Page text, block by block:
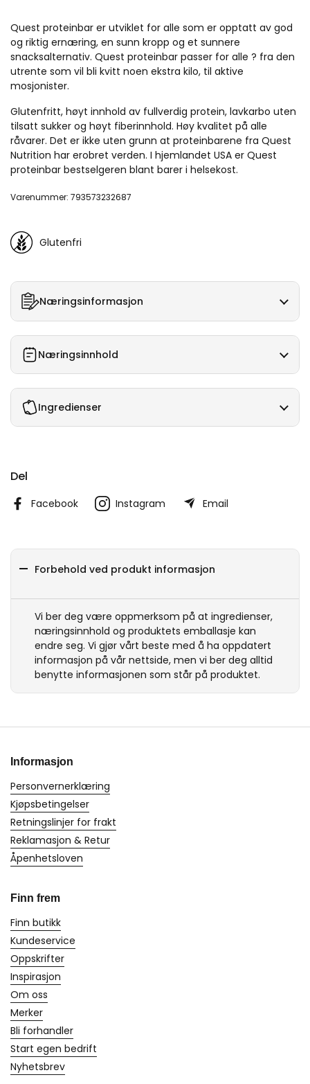
Quest proteinbar er utviklet for alle som er opptatt av god
og riktig ernæring, en sunn kropp og et sunnere
snacksalternativ. Quest proteinbar passer for alle ? fra den
utrente som vil bli kvitt noen ekstra kilo, til aktive
mosjonister.
Glutenfritt, høyt innhold av fullverdig protein, lavkarbo uten
tilsatt sukker og høyt fiberinnhold. Høy kvalitet på alle
råvarer. Det er ikke uten grunn at proteinbarene fra Quest
Nutrition har erobret verden. I hjemlandet USA er Quest
proteinbar bestselgeren blant barer i helsekost.
Varenummer: 793573232687
Glutenfri
Næringsinformasjon
Næringsinnhold
Ingredienser
Del
Facebook Instagram Email
Forbehold ved produkt informasjon
Vi ber deg være oppmerksom på at ingredienser,
næringsinnhold og produktets emballasje kan
endre seg. Vi gjør vårt beste med å ha oppdatert
informasjon på vår nettside, men vi ber deg alltid
benytte informasjonen som står på produktet.
Informasjon
Personvernerklæring
Kjøpsbetingelser
Retningslinjer for frakt
Reklamasjon & Retur
Åpenhetsloven
Finn frem
Finn butikk
Kundeservice
Oppskrifter
Inspirasjon
Om oss
Merker
Bli forhandler
Start egen bedrift
Nyhetsbrev